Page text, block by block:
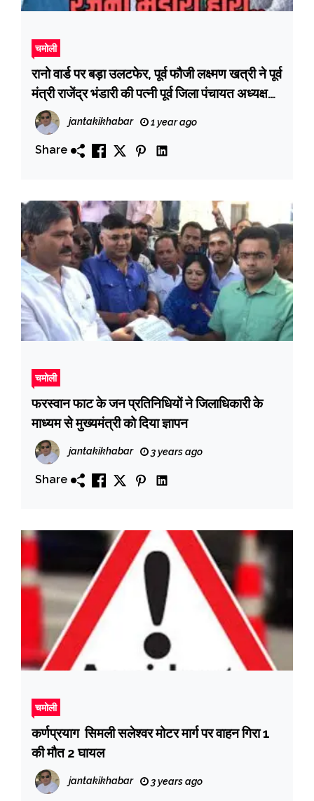
चमोली
रानो वार्ड पर बड़ा उलटफेर, पूर्व फौजी लक्ष्मण खत्री ने पूर्व
मंत्री राजेंद्र भंडारी की पत्नी पूर्व जिला पंचायत अध्यक्ष
रजनी भंडारी समेत भाजपा जिलाध्यक्ष गजपाल बर्तवाल को
हराया
jantakikhabar 1 year ago
Share
चमोली
फरस्वान फाट के जन प्रतिनिधियों ने जिलाधिकारी के
माध्यम से मुख्यमंत्री को दिया ज्ञापन
jantakikhabar 3 years ago
Share
चमोली
कर्णप्रयाग सिमली सलेश्वर मोटर मार्ग पर वाहन गिरा 1
की मौत 2 घायल
jantakikhabar 3 years ago